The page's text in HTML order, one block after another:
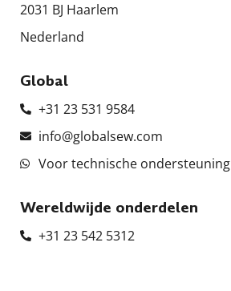
2031 BJ Haarlem
Nederland
Global
+31 23 531 9584
info@globalsew.com
Voor technische ondersteuning
Wereldwijde onderdelen
+31 23 542 5312